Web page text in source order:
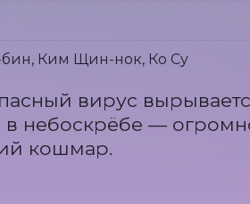
бин, Ким Щин-нок, Ко Су
вирус
в небоскрёбе —
кошмар.